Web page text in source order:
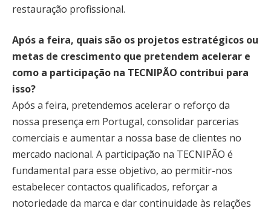
restauração profissional.
Após a feira, quais são os projetos estratégicos ou
metas de crescimento que pretendem acelerar e
como a participação na TECNIPÃO contribui para
isso?
Após a feira, pretendemos acelerar o reforço da
nossa presença em Portugal, consolidar parcerias
comerciais e aumentar a nossa base de clientes no
mercado nacional. A participação na TECNIPÃO é
fundamental para esse objetivo, ao permitir-nos
estabelecer contactos qualificados, reforçar a
notoriedade da marca e dar continuidade às relações